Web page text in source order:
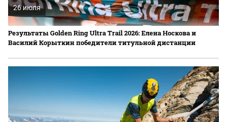
26 июля
Результаты Golden Ring Ultra Trail 2026: Елена Носкова и
Василий Корыткин победители титульной дистанции